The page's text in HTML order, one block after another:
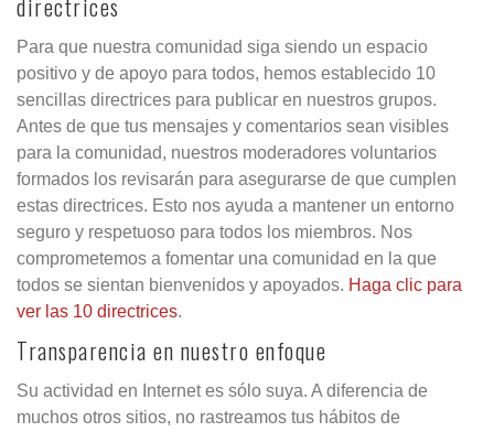
Para que nuestra comunidad siga siendo un espacio
positivo y de apoyo para todos, hemos establecido 10
sencillas directrices para publicar en nuestros grupos.
Antes de que tus mensajes y comentarios sean visibles
para la comunidad, nuestros moderadores voluntarios
formados los revisarán para asegurarse de que cumplen
estas directrices. Esto nos ayuda a mantener un entorno
seguro y respetuoso para todos los miembros. Nos
comprometemos a fomentar una comunidad en la que
todos se sientan bienvenidos y apoyados. Haga clic para
ver las 10 directrices.
Transparencia en nuestro enfoque
Su actividad en Internet es sólo suya. A diferencia de
muchos otros sitios, no rastreamos tus hábitos de